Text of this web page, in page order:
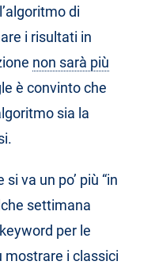
di
i risultati in
non sarà più
è convinto che
sia la
si va un po’ più “in
settimana
per le
mostrare i classici